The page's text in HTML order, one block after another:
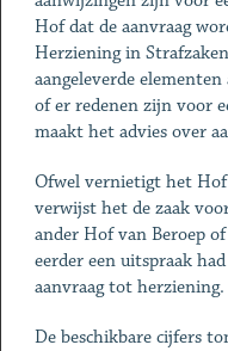
Hof dat de aanvraag
Herziening in
aangeleverde
of er redenen zijn voor
maakt het advies over
Ofwel vernietigt het Hof
verwijst het de zaak
ander Hof van Beroep
eerder een uitspraak
aanvraag tot herziening.
De beschikbare cijfers